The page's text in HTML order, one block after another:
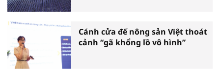
Cánh cửa để nông sản Việt thoát
cảnh “gã khổng lồ vô hình”